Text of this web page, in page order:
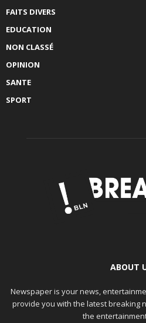
FAITS DIVERS
EDUCATION
NON CLASSÉ
OPINION
SANTE
SPORT
ABOUT
Newspaper is your news,
provide you with the latest breaking
the